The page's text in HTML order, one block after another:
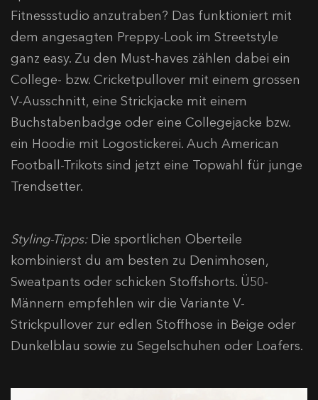
Fitnessstudio anzutraben? Das funktioniert mit
dem angesagten Preppy-Look im Streetstyle
ganz easy. Zu den Must-haves zählen dabei ein
College- bzw. Cricketpullover mit einem grossen
V-Ausschnitt, eine Strickjacke mit einem
Buchstabenbadge oder eine Collegejacke bzw.
ein Hoodie mit Logostickerei. Auch American
Football-Trikots sind jetzt eine Topwahl für junge
Trendsetter.
Styling-Tipps:Die sportlichen Oberteile
kombinierst du am besten zu Denimhosen,
Sweatpants oder schicken Stoffshorts. Ü50-
Männern empfehlen wir die Variante V-
Strickpullover zur edlen Stoffhose in Beige oder
Dunkelblau sowie zu Segelschuhen oder Loafers.